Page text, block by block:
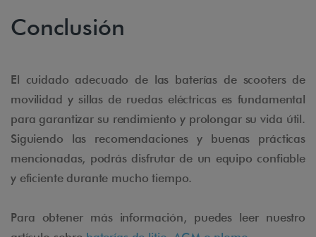
Conclusión
El cuidado adecuado de las baterías de scooters de
movilidad y sillas de ruedas eléctricas es fundamental
para garantizar su rendimiento y prolongar su vida útil.
Siguiendo las recomendaciones y buenas prácticas
mencionadas, podrás disfrutar de un equipo confiable
y eficiente durante mucho tiempo.
Para obtener más información, puedes leer nuestro